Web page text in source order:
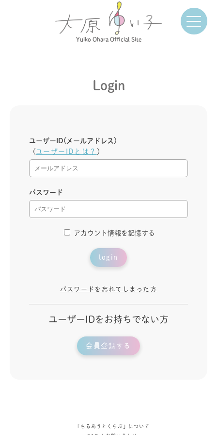
Yuiko Ohara Official Site
Login
ユーザーID(メールアドレス)
（ ユーザーIDとは？ ）
パスワード
アカウント情報を記憶する
login
パスワードを忘れてしまった方
ユーザーIDをお持ちでない方
会員登録する
「ちるあうとくらぶ」について